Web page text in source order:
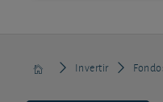
Invertir